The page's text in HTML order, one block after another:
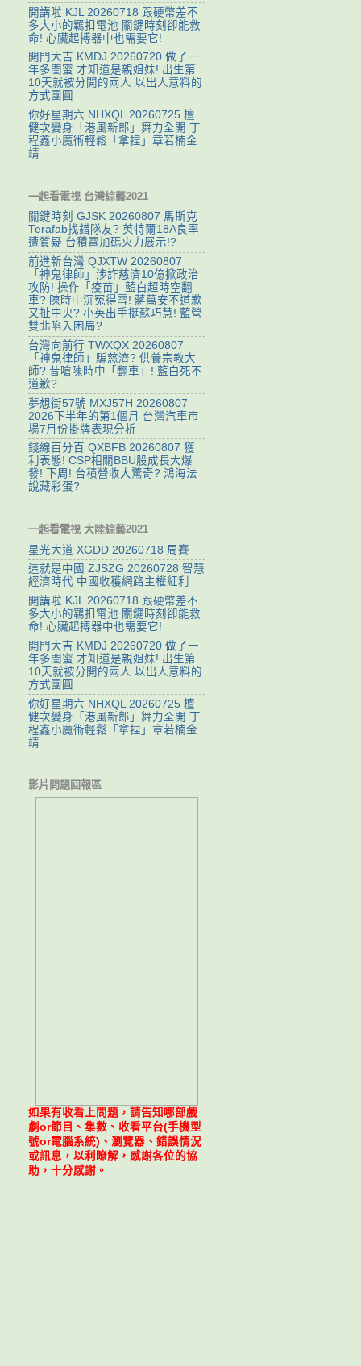
開講啦 KJL 20260718 跟硬幣差不
多大小的羈扣電池 關鍵時刻卻能救
命! 心臟起搏器中也需要它!
開門大吉 KMDJ 20260720 做了一
年多閨蜜 才知道是親姐妹! 出生第
10天就被分開的兩人 以出人意料的
方式團圓
你好星期六 NHXQL 20260725 檀
健次變身「港風新郎」舞力全開 丁
程鑫小魔術輕鬆「拿捏」章若楠金
靖
一起看電視 台灣綜藝2021
關鍵時刻 GJSK 20260807 馬斯克
Terafab找錯隊友? 英特爾18A良率
遭質疑 台積電加碼火力展示!?
前進新台灣 QJXTW 20260807
「神鬼律師」涉詐慈濟10億掀政治
攻防! 操作「疫苗」藍白超時空翻
車? 陳時中沉冤得雪! 蔣萬安不道歉
又扯中央? 小英出手挺蘇巧慧! 藍營
雙北陷入困局?
台灣向前行 TWXQX 20260807
「神鬼律師」騙慈濟? 供養宗教大
師? 昔嗆陳時中「翻車」! 藍白死不
道歉?
夢想街57號 MXJ57H 20260807
2026下半年的第1個月 台灣汽車市
場7月份掛牌表現分析
錢線百分百 QXBFB 20260807 獲
利表態! CSP相關BBU股成長大爆
發! 下周! 台積營收大驚奇? 鴻海法
說藏彩蛋?
一起看電視 大陸綜藝2021
星光大道 XGDD 20260718 周賽
這就是中國 ZJSZG 20260728 智慧
經濟時代 中國收穫網路主權紅利
開講啦 KJL 20260718 跟硬幣差不
多大小的羈扣電池 關鍵時刻卻能救
命! 心臟起搏器中也需要它!
開門大吉 KMDJ 20260720 做了一
年多閨蜜 才知道是親姐妹! 出生第
10天就被分開的兩人 以出人意料的
方式團圓
你好星期六 NHXQL 20260725 檀
健次變身「港風新郎」舞力全開 丁
程鑫小魔術輕鬆「拿捏」章若楠金
靖
影片問題回報區
如果有收看上問題，請告知哪部戲
劇or節目、集數、收看平台(手機型
號or電腦系統)、瀏覽器、錯誤情況
或訊息，以利瞭解，感謝各位的協
助，十分感謝。